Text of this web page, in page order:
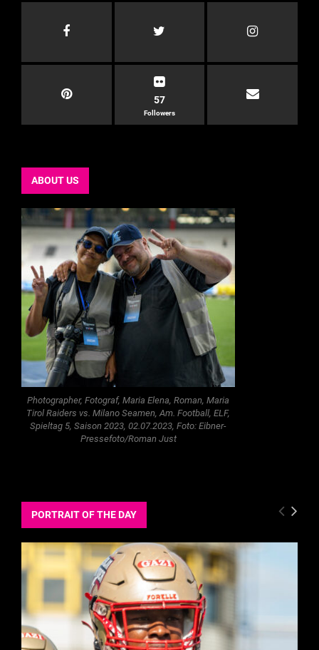
57
Followers
ABOUT US
Photographer, Fotograf, Maria Elena, Roman, Maria
Tirol Raiders vs. Milano Seamen, Am. Football, ELF,
Spieltag 5, Saison 2023, 02.07.2023, Foto: Eibner-
Pressefoto/Roman Just
PORTRAIT OF THE DAY